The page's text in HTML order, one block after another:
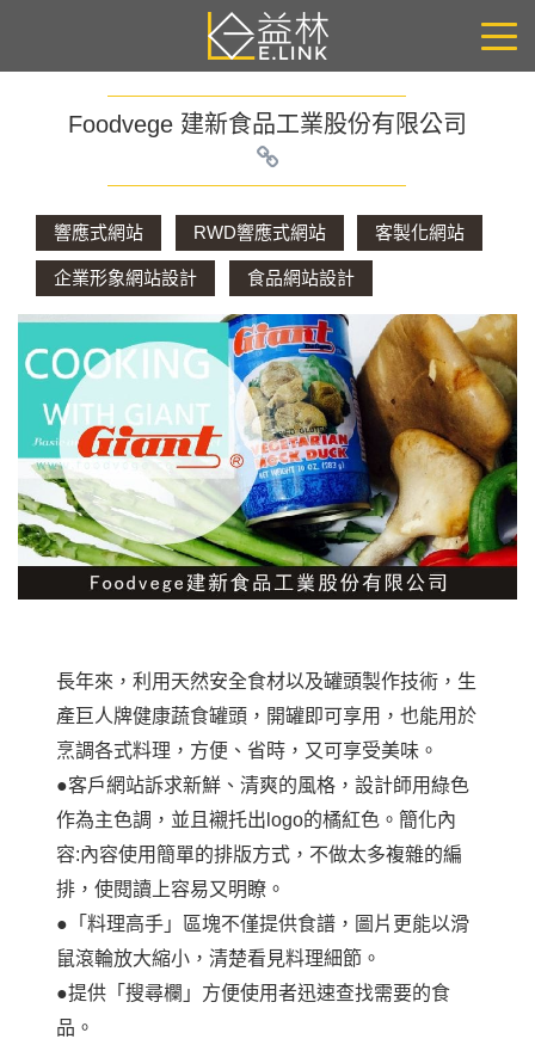
Foodvege 建新食品工業股份有限公司
響應式網站 RWD響應式網站 客製化網站
企業形象網站設計 食品網站設計
長年來，利用天然安全食材以及罐頭製作技術，生
產巨人牌健康蔬食罐頭，開罐即可享用，也能用於
烹調各式料理，方便、省時，又可享受美味。
●客戶網站訴求新鮮、清爽的風格，設計師用綠色
作為主色調，並且襯托出logo的橘紅色。簡化內
容:內容使用簡單的排版方式，不做太多複雜的編
排，使閱讀上容易又明瞭。
●「料理高手」區塊不僅提供食譜，圖片更能以滑
鼠滾輪放大縮小，清楚看見料理細節。
●提供「搜尋欄」方便使用者迅速查找需要的食
品。